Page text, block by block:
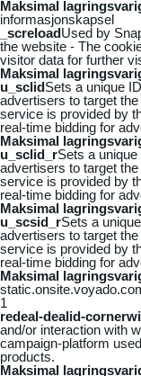
Maksimal
informasjonskapsel
_screloadUsed by
the website - The
visitor data for further
Maksimal
u_sclidSets a unique
advertisers to target
service is provided by
real-time bidding for
Maksimal
u_sclid_rSets a
advertisers to target
service is provided by
real-time bidding for
Maksimal
u_scsid_rSets a
advertisers to target
service is provided by
real-time bidding for
Maksimal
1
redeal-dealid-
and/or interaction with
campaign-platform
products.
Maksimal